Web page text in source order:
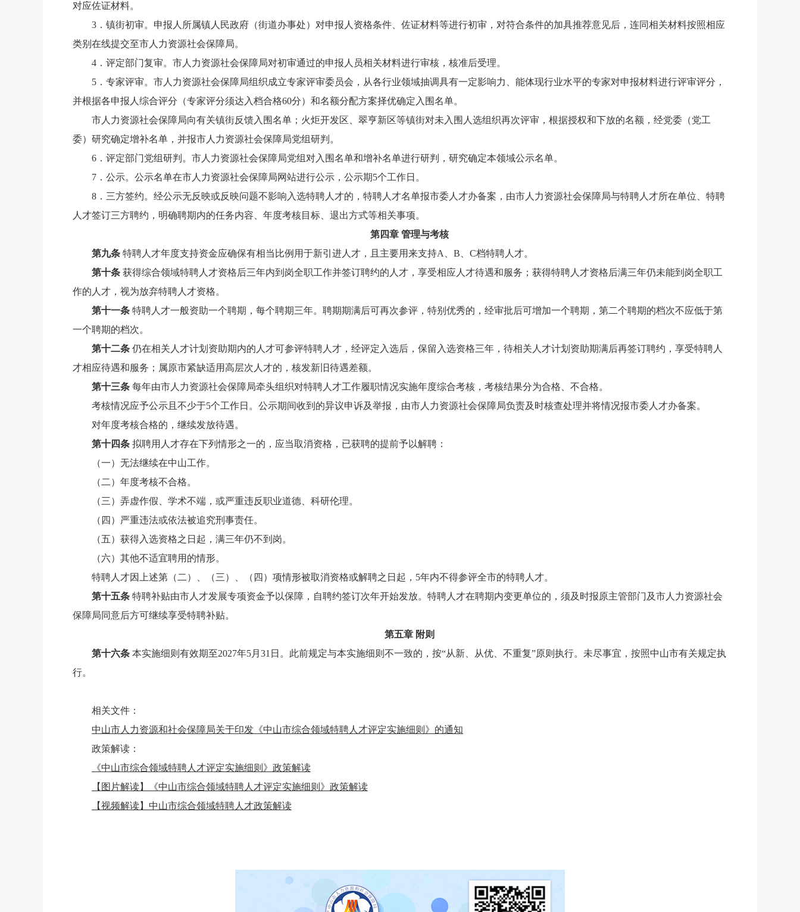
对应佐证材料。
3．镇街初审。申报人所属镇人民政府（街道办事处）对申报人资格条件、佐证材料等进行初审，对符合条件的加具推荐意见后，连同相关材料按照相应
类别在线提交至市人力资源社会保障局。
4．评定部门复审。市人力资源社会保障局对初审通过的申报人员相关材料进行审核，核准后受理。
5．专家评审。市人力资源社会保障局组织成立专家评审委员会，从各行业领域抽调具有一定影响力、能体现行业水平的专家对申报材料进行评审评分，
并根据各申报人综合评分（专家评分须达入档合格60分）和名额分配方案择优确定入围名单。
市人力资源社会保障局向有关镇街反馈入围名单；火炬开发区、翠亨新区等镇街对未入围人选组织再次评审，根据授权和下放的名额，经党委（党工
委）研究确定增补名单，并报市人力资源社会保障局党组研判。
6．评定部门党组研判。市人力资源社会保障局党组对入围名单和增补名单进行研判，研究确定本领域公示名单。
7．公示。公示名单在市人力资源社会保障局网站进行公示，公示期5个工作日。
8．三方签约。经公示无反映或反映问题不影响入选特聘人才的，特聘人才名单报市委人才办备案，由市人力资源社会保障局与特聘人才所在单位、特聘
人才签订三方聘约，明确聘期内的任务内容、年度考核目标、退出方式等相关事项。
第四章 管理与考核
第九条 特聘人才年度支持资金应确保有相当比例用于新引进人才，且主要用来支持A、B、C档特聘人才。
第十条 获得综合领域特聘人才资格后三年内到岗全职工作并签订聘约的人才，享受相应人才待遇和服务；获得特聘人才资格后满三年仍未能到岗全职工
作的人才，视为放弃特聘人才资格。
第十一条 特聘人才一般资助一个聘期，每个聘期三年。聘期期满后可再次参评，特别优秀的，经审批后可增加一个聘期，第二个聘期的档次不应低于第
一个聘期的档次。
第十二条 仍在相关人才计划资助期内的人才可参评特聘人才，经评定入选后，保留入选资格三年，待相关人才计划资助期满后再签订聘约，享受特聘人
才相应待遇和服务；属原市紧缺适用高层次人才的，核发新旧待遇差额。
第十三条 每年由市人力资源社会保障局牵头组织对特聘人才工作履职情况实施年度综合考核，考核结果分为合格、不合格。
考核情况应予公示且不少于5个工作日。公示期间收到的异议申诉及举报，由市人力资源社会保障局负责及时核查处理并将情况报市委人才办备案。
对年度考核合格的，继续发放待遇。
第十四条 拟聘用人才存在下列情形之一的，应当取消资格，已获聘的提前予以解聘：
（一）无法继续在中山工作。
（二）年度考核不合格。
（三）弄虚作假、学术不端，或严重违反职业道德、科研伦理。
（四）严重违法或依法被追究刑事责任。
（五）获得入选资格之日起，满三年仍不到岗。
（六）其他不适宜聘用的情形。
特聘人才因上述第（二）、（三）、（四）项情形被取消资格或解聘之日起，5年内不得参评全市的特聘人才。
第十五条 特聘补贴由市人才发展专项资金予以保障，自聘约签订次年开始发放。特聘人才在聘期内变更单位的，须及时报原主管部门及市人力资源社会
保障局同意后方可继续享受特聘补贴。
第五章 附则
第十六条 本实施细则有效期至2027年5月31日。此前规定与本实施细则不一致的，按“从新、从优、不重复”原则执行。未尽事宜，按照中山市有关规定执
行。
相关文件：
中山市人力资源和社会保障局关于印发《中山市综合领域特聘人才评定实施细则》的通知
政策解读：
《中山市综合领域特聘人才评定实施细则》政策解读
【图片解读】《中山市综合领域特聘人才评定实施细则》政策解读
【视频解读】中山市综合领域特聘人才政策解读